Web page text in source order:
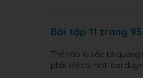
Bài tập 11 trang 93
Thế nào là sắc tố
phải chỉ có một loại duy